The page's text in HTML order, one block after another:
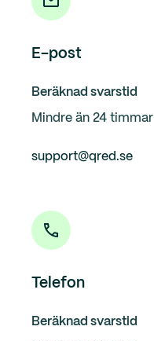
E-post
Beräknad svarstid
Mindre än 24 timmar
support@qred.se
Telefon
Beräknad svarstid